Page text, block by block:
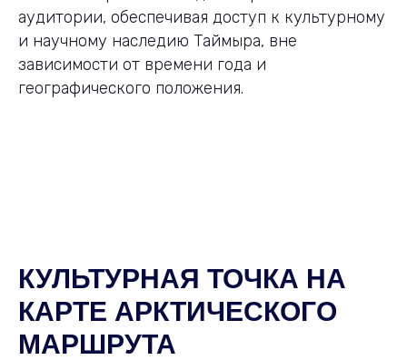
аудитории, обеспечивая доступ к культурному
и научному наследию Таймыра, вне
зависимости от времени года и
географического положения.
КУЛЬТУРНАЯ ТОЧКА НА
КАРТЕ АРКТИЧЕСКОГО
МАРШРУТА